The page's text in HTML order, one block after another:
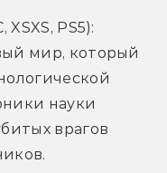
XSXS, PS5):
мир, который
науки
врагов